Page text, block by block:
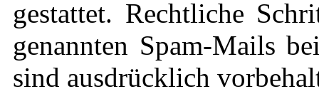
gestattet. Rechtliche
genannten Spam-Mails
sind ausdrücklich